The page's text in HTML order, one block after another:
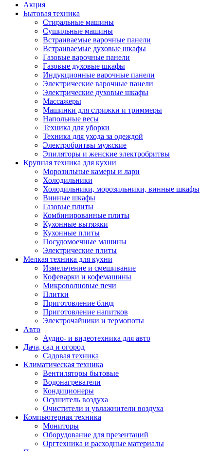
Акция
Бытовая техника
Стиральные машины
Сушильные машины
Встраиваемые варочные панели
Встраиваемые духовые шкафы
Газовые варочные панели
Газовые духовые шкафы
Индукционные варочные панели
Электрические варочные панели
Электрические духовые шкафы
Массажеры
Машинки для стрижки и триммеры
Напольные весы
Техника для уборки
Техника для ухода за одеждой
Электробритвы мужские
Эпиляторы и женские электробритвы
Крупная техника для кухни
Морозильные камеры и лари
Холодильники
Холодильники, морозильники, винные шкафы
Винные шкафы
Газовые плиты
Комбинированные плиты
Кухонные вытяжки
Кухонные плиты
Посудомоечные машины
Электрические плиты
Мелкая техника для кухни
Измельчение и смешивание
Кофеварки и кофемашины
Микроволновые печи
Плитки
Приготовление блюд
Приготовление напитков
Электрочайники и термопоты
Авто
Аудио- и видеотехника для авто
Дача, сад и огород
Садовая техника
Климатическая техника
Вентиляторы бытовые
Водонагреватели
Кондиционеры
Осушитель воздуха
Очистители и увлажнители воздуха
Компьютерная техника
Мониторы
Оборудование для презентаций
Оргтехника и расходные материалы